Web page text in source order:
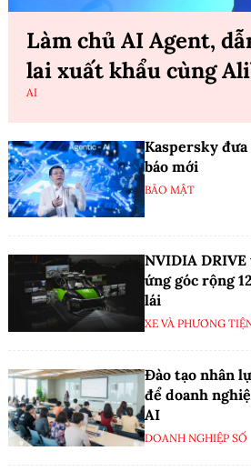
Làm chủ AI Agent,
lai xuất khẩu cùng
AI
Kaspersky
báo mới
BẢO MẬT
NVIDIA
ứng góc rộng
lái
XE VÀ PHƯƠNG
Đào tạo nhân
để doanh
AI
DOANH NGHIỆP SỐ